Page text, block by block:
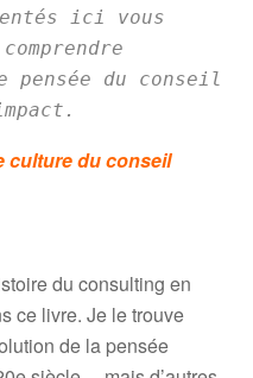
ici vous
pensée du conseil
culture du conseil
du consulting en
ce livre. Je le trouve
de la pensée